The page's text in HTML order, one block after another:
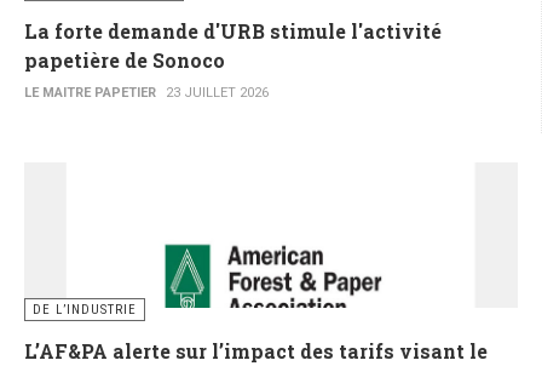
La forte demande d'URB stimule l'activité
papetière de Sonoco
LE MAITRE PAPETIER 23 JUILLET 2026
DE L’INDUSTRIE
L’AF&PA alerte sur l’impact des tarifs visant le